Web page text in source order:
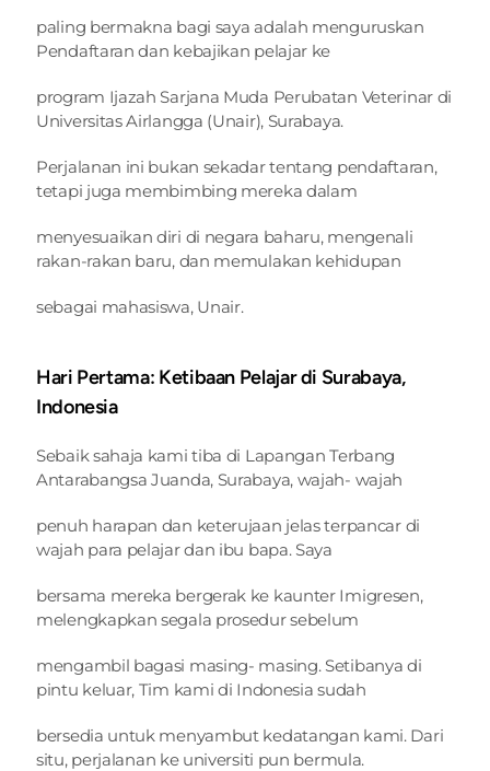
paling bermakna bagi saya adalah menguruskan
Pendaftaran dan kebajikan pelajar ke
program Ijazah Sarjana Muda Perubatan Veterinar di
Universitas Airlangga (Unair), Surabaya.
Perjalanan ini bukan sekadar tentang pendaftaran,
tetapi juga membimbing mereka dalam
menyesuaikan diri di negara baharu, mengenali
rakan-rakan baru, dan memulakan kehidupan
sebagai mahasiswa, Unair.
Hari Pertama: Ketibaan Pelajar di Surabaya,
Indonesia
Sebaik sahaja kami tiba di Lapangan Terbang
Antarabangsa Juanda, Surabaya, wajah- wajah
penuh harapan dan keterujaan jelas terpancar di
wajah para pelajar dan ibu bapa. Saya
bersama mereka bergerak ke kaunter Imigresen,
melengkapkan segala prosedur sebelum
mengambil bagasi masing- masing. Setibanya di
pintu keluar, Tim kami di Indonesia sudah
bersedia untuk menyambut kedatangan kami. Dari
situ, perjalanan ke universiti pun bermula.